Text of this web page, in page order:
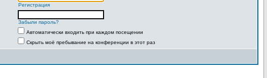
Регистрация
Забыли пароль?
Автоматически входить при каждом посещении
Скрыть моё пребывание на конференции в этот раз